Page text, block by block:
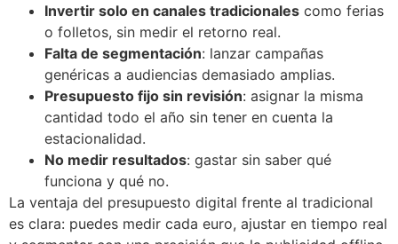
Invertir solo en canales tradicionales como ferias
o folletos, sin medir el retorno real.
Falta de segmentación: lanzar campañas
genéricas a audiencias demasiado amplias.
Presupuesto fijo sin revisión: asignar la misma
cantidad todo el año sin tener en cuenta la
estacionalidad.
No medir resultados: gastar sin saber qué
funciona y qué no.
La ventaja del presupuesto digital frente al tradicional
es clara: puedes medir cada euro, ajustar en tiempo real